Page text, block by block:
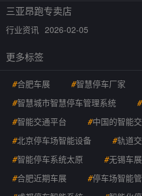
三亚昂跑专卖店
行业资讯 2026-02-05
更多标签
#合肥车展 #智慧停车厂家
#智慧城市智慧停车管理系统 #
#智能交通平台 #中国的智能
#北京停车场智能设备 #轨道
#智能停车系统太原 #无锡车
#合肥近期车展 #停车场智能